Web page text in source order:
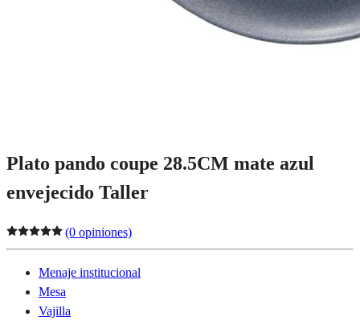
Plato pando coupe 28.5CM mate azul
envejecido Taller
(0 opiniones)
Menaje institucional
Mesa
Vajilla